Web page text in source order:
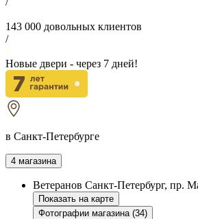
143 000 довольных клиентов
/
Новые двери - через 7 дней!
в Санкт-Петербурге
4 магазина
Ветеранов Санкт-Петербург, пр.
Показать на карте
Фотографии магазина (34)